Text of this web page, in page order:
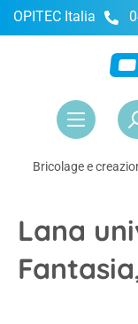
principale
OPITEC Italia
Bricolage e
Lana